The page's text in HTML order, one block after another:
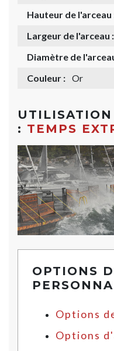
Hauteur de l'arceau
Largeur de l'arceau :
Diamètre de
Couleur : Or
: TEMPS
OPTIONS
Options
Options